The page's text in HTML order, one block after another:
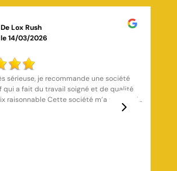
De Karine Silvano
le 23/02/2026
société